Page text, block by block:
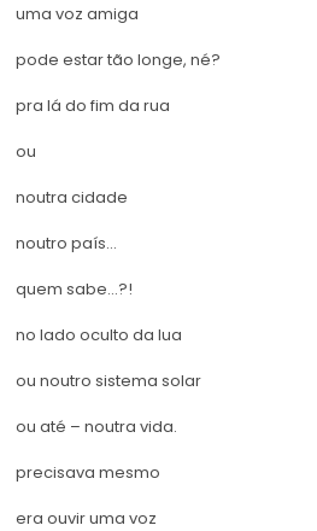
uma voz amiga
pode estar tão longe, né?
pra lá do fim da rua
ou
noutra cidade
noutro país…
quem sabe…?!
no lado oculto da lua
ou noutro sistema solar
ou até – noutra vida.
precisava mesmo
era ouvir uma voz